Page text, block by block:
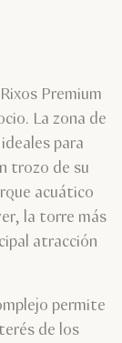
Premium
La zona de
para
trozo de su
acuático
la torre más
atracción
permite
de los